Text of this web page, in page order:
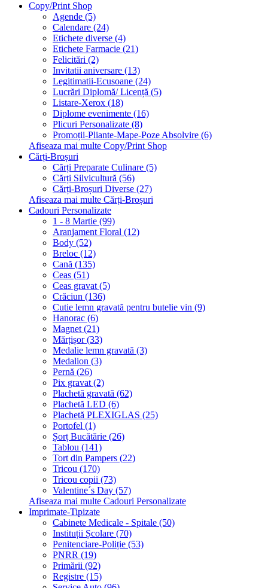
Copy/Print Shop
Agende (5)
Calendare (24)
Etichete diverse (4)
Etichete Farmacie (21)
Felicitări (2)
Invitatii aniversare (13)
Legitimatii-Ecusoane (24)
Lucrări Diplomă/ Licență (5)
Listare-Xerox (18)
Diplome evenimente (16)
Plicuri Personalizate (8)
Promoții-Pliante-Mape-Poze Absolvire (6)
Afiseaza mai multe Copy/Print Shop
Cărți-Broșuri
Cărți Preparate Culinare (5)
Cărți Silvicultură (56)
Cărți-Broșuri Diverse (27)
Afiseaza mai multe Cărți-Broșuri
Cadouri Personalizate
1 - 8 Martie (99)
Aranjament Floral (12)
Body (52)
Breloc (12)
Cană (135)
Ceas (51)
Ceas gravat (5)
Crăciun (136)
Cutie lemn gravată pentru butelie vin (9)
Hanorac (6)
Magnet (21)
Mărțișor (33)
Medalie lemn gravată (3)
Medalion (3)
Pernă (26)
Pix gravat (2)
Plachetă gravată (62)
Plachetă LED (6)
Plachetă PLEXIGLAS (25)
Portofel (1)
Șorț Bucătărie (26)
Tablou (141)
Tort din Pampers (22)
Tricou (170)
Tricou copii (73)
Valentine´s Day (57)
Afiseaza mai multe Cadouri Personalizate
Imprimate-Tipizate
Cabinete Medicale - Spitale (50)
Instituții Școlare (70)
Penitenciare-Poliție (53)
PNRR (19)
Primării (92)
Registre (15)